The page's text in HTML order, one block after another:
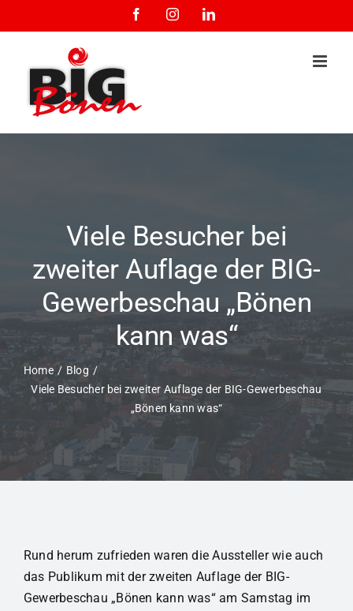
Inhalt
FacebookInstagramLinkedIn
Viele Besucher bei
zweiter Auflage der BIG-
Gewerbeschau „Bönen
kann was“
Home
Blog
Viele Besucher bei zweiter Auflage der BIG-Gewerbeschau
„Bönen kann was“
Rund herum zufrieden waren die Aussteller wie auch
das Publikum mit der zweiten Auflage der BIG-
Gewerbeschau „Bönen kann was“ am Samstag im